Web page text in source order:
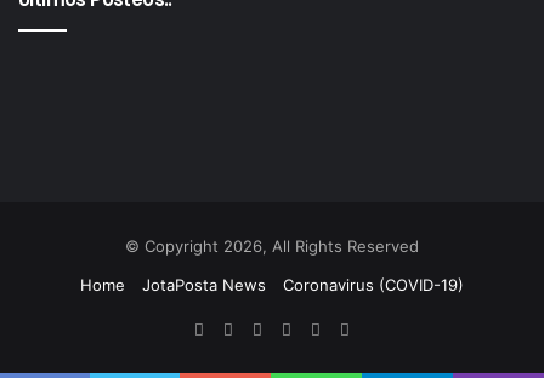
© Copyright 2026, All Rights Reserved
Home
JotaPosta News Coronavirus (COVID-19)